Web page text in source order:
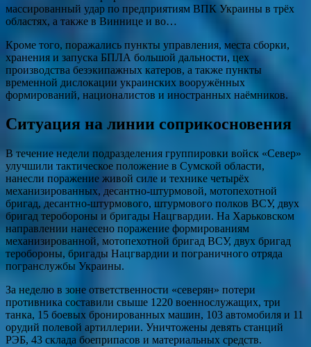
массированный удар по предприятиям ВПК Украины в трёх
областях, а также в Виннице и во…
Кроме того, поражались пункты управления, места сборки,
хранения и запуска БПЛА большой дальности, цех
производства безэкипажных катеров, а также пункты
временной дислокации украинских вооружённых
формирований, националистов и иностранных наёмников.
Ситуация на линии соприкосновения
В течение недели подразделения группировки войск «Север»
улучшили тактическое положение в Сумской области,
нанесли поражение живой силе и технике четырёх
механизированных, десантно-штурмовой, мотопехотной
бригад, десантно-штурмового, штурмового полков ВСУ, двух
бригад теробороны и бригады Нацгвардии. На Харьковском
направлении нанесено поражение формированиям
механизированной, мотопехотной бригад ВСУ, двух бригад
теробороны, бригады Нацгвардии и пограничного отряда
погранслужбы Украины.
За неделю в зоне ответственности «северян» потери
противника составили свыше 1220 военнослужащих, три
танка, 15 боевых бронированных машин, 103 автомобиля и 11
орудий полевой артиллерии. Уничтожены девять станций
РЭБ, 43 склада боеприпасов и материальных средств.